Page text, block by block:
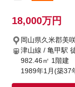
18,000万円
岡山県久米郡美
津山線 / 亀甲駅
982.46㎡ 1階建
1989年1月(築37